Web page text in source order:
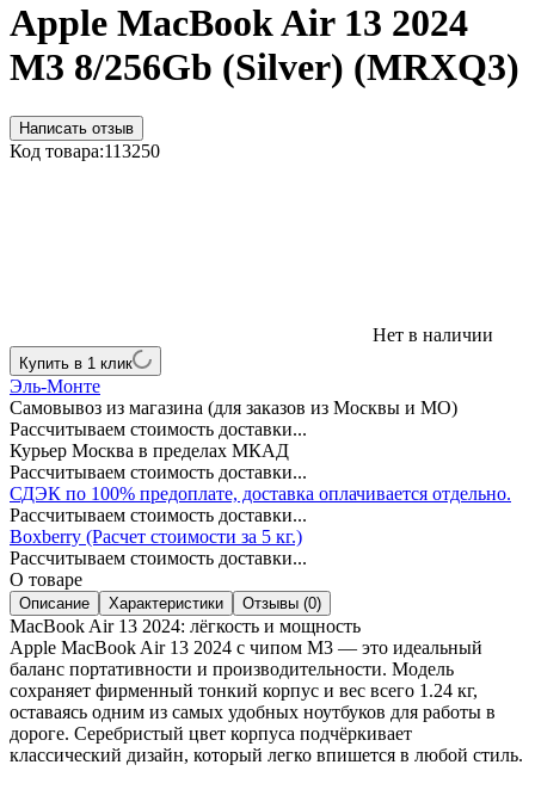
Apple MacBook Air 13 2024
M3 8/256Gb (Silver) (MRXQ3)
Написать отзыв
Код товара:113250
Нет в наличии
Купить в 1 клик
Эль-Монте
Самовывоз из магазина (для заказов из Москвы и МО)
Рассчитываем стоимость доставки...
Курьер Москва в пределах МКАД
Рассчитываем стоимость доставки...
СДЭК по 100% предоплате, доставка оплачивается отдельно.
Рассчитываем стоимость доставки...
Boxberry (Расчет стоимости за 5 кг.)
Рассчитываем стоимость доставки...
О товаре
Описание Характеристики Отзывы (0)
MacBook Air 13 2024: лёгкость и мощность
Apple MacBook Air 13 2024 с чипом M3 — это идеальный
баланс портативности и производительности. Модель
сохраняет фирменный тонкий корпус и вес всего 1.24 кг,
оставаясь одним из самых удобных ноутбуков для работы в
дороге. Серебристый цвет корпуса подчёркивает
классический дизайн, который легко впишется в любой стиль.